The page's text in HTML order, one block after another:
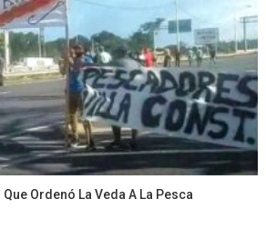
Ordenó La Veda A La Pesca